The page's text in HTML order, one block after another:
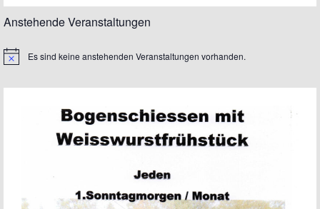
Anstehende Veranstaltungen
HinweisEs sind keine anstehenden Veranstaltungen vorhanden.